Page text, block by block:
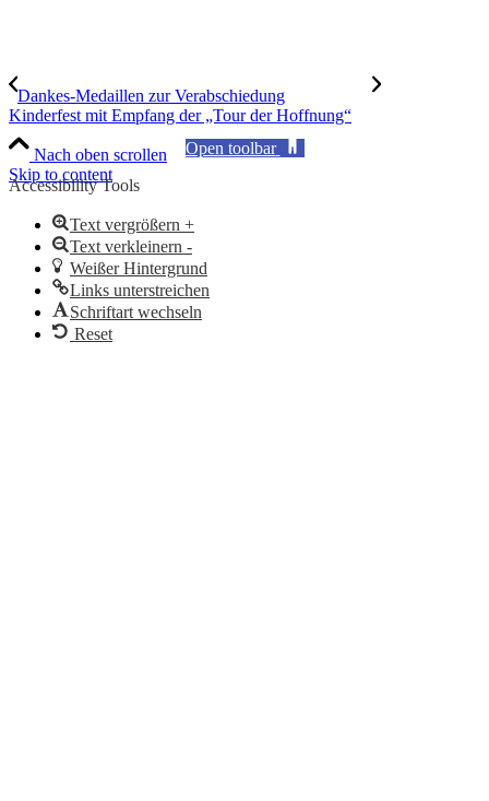
Dankes-Medaillen zur Verabschiedung
Kinderfest mit Empfang der „Tour der Hoffnung“
Nach oben scrollen
Skip to content
Open toolbar
Accessibility Tools
Text vergrößern +
Text verkleinern -
Weißer Hintergrund
Links unterstreichen
Schriftart wechseln
Reset